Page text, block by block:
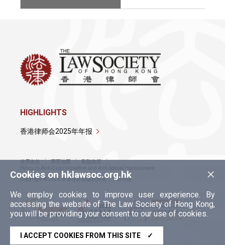
×
Cookies on hklawsoc.org.hk
We employ cookies to improve user experience. By
accessing the website of The Law Society of Hong Kong,
you will be providing your consent to our use of cookies.
I ACCEPT COOKIES FROM THIS SITE ✓
HIGHLIGHTS
香港律师会2025年年报
使用条款 网页地图
私隐政策
Policy on Anti-Discrimination and Anti-Sexual Harassment
Copyright © 2026 香港律师会版权所有，不得转载